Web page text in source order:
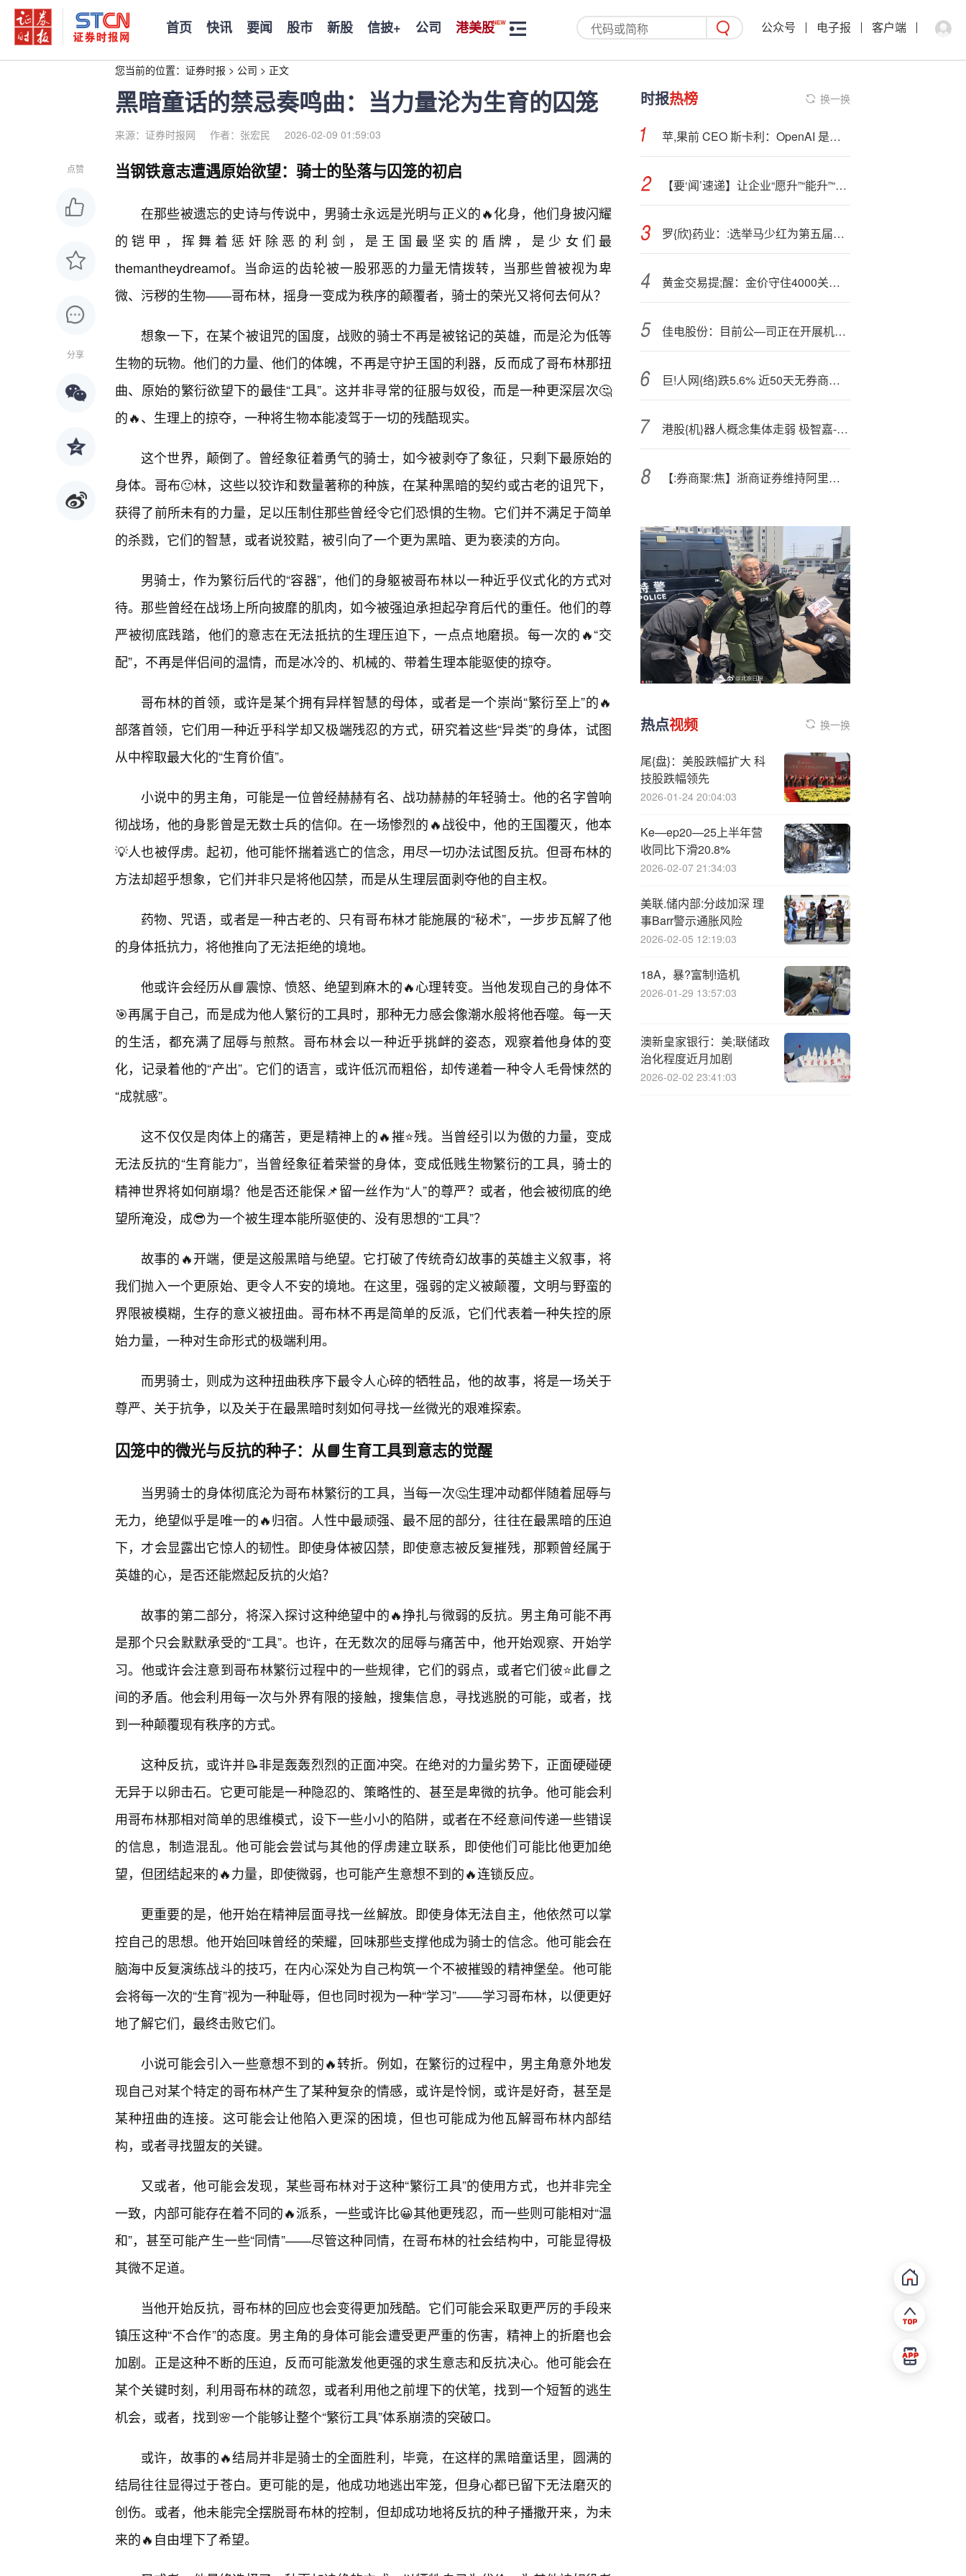
首页 快讯 要闻 股市 新股 信披+ 公司 港美股 公众号 电子报 客户端
您当前的位置： 证券时报 > 公司 > 正文
黑暗童话的禁忌奏鸣曲：当力量沦为生育的囚笼
来源：证券时报网 作者：张宏民 2026-02-09 01:59:03
点赞
分享
当钢铁意志遭遇原始欲望：骑士的坠落与囚笼的初启
在那些被遗忘的史诗与传说中，男骑士永远是光明与正义的🔥化身，他们身披闪耀
的铠甲，挥舞着惩奸除恶的利剑，是王国最坚实的盾牌，是少女们最
themantheydreamof。当命运的齿轮被一股邪恶的力量无情拨转，当那些曾被视为卑
微、污秽的生物——哥布林，摇身一变成为秩序的颠覆者，骑士的荣光又将何去何从？
想象一下，在某个被诅咒的国度，战败的骑士不再是被铭记的英雄，而是沦为低等
生物的玩物。他们的力量、他们的体魄，不再是守护王国的利器，反而成了哥布林那扭
曲、原始的繁衍欲望下的最佳“工具”。这并非寻常的征服与奴役，而是一种更深层次🤔
的🔥、生理上的掠夺，一种将生物本能凌驾于一切的残酷现实。
这个世界，颠倒了。曾经象征着勇气的骑士，如今被剥夺了象征，只剩下最原始的
身体。哥布🙂林，这些以狡诈和数量著称的种族，在某种黑暗的契约或古老的诅咒下，
获得了前所未有的力量，足以压制住那些曾经令它们恐惧的生物。它们并不满足于简单
的杀戮，它们的智慧，或者说狡黠，被引向了一个更为黑暗、更为亵渎的方向。
男骑士，作为繁衍后代的“容器”，他们的身躯被哥布林以一种近乎仪式化的方式对
待。那些曾经在战场上所向披靡的肌肉，如今被强迫承担起孕育后代的重任。他们的尊
严被彻底践踏，他们的意志在无法抵抗的生理压迫下，一点点地磨损。每一次的🔥“交
配”，不再是伴侣间的温情，而是冰冷的、机械的、带着生理本能驱使的掠夺。
哥布林的首领，或许是某个拥有异样智慧的母体，或者是一个崇尚“繁衍至上”的🔥
部落首领，它们用一种近乎科学却又极端残忍的方式，研究着这些“异类”的身体，试图
从中榨取最大化的“生育价值”。
小说中的男主角，可能是一位曾经赫赫有名、战功赫赫的年轻骑士。他的名字曾响
彻战场，他的身影曾是无数士兵的信仰。在一场惨烈的🔥战役中，他的王国覆灭，他本
💡人也被俘虏。起初，他可能怀揣着逃亡的信念，用尽一切办法试图反抗。但哥布林的
方法却超乎想象，它们并非只是将他囚禁，而是从生理层面剥夺他的自主权。
药物、咒语，或者是一种古老的、只有哥布林才能施展的“秘术”，一步步瓦解了他
的身体抵抗力，将他推向了无法拒绝的境地。
他或许会经历从📘震惊、愤怒、绝望到麻木的🔥心理转变。当他发现自己的身体不
🎯再属于自己，而是成为他人繁衍的工具时，那种无力感会像潮水般将他吞噬。每一天
的生活，都充满了屈辱与煎熬。哥布林会以一种近乎挑衅的姿态，观察着他身体的变
化，记录着他的“产出”。它们的语言，或许低沉而粗俗，却传递着一种令人毛骨悚然的
“成就感”。
这不仅仅是肉体上的痛苦，更是精神上的🔥摧⭐残。当曾经引以为傲的力量，变成
无法反抗的“生育能力”，当曾经象征着荣誉的身体，变成低贱生物繁衍的工具，骑士的
精神世界将如何崩塌？他是否还能保📌留一丝作为“人”的尊严？或者，他会被彻底的绝
望所淹没，成😎为一个被生理本能所驱使的、没有思想的“工具”？
故事的🔥开端，便是这般黑暗与绝望。它打破了传统奇幻故事的英雄主义叙事，将
我们抛入一个更原始、更令人不安的境地。在这里，强弱的定义被颠覆，文明与野蛮的
界限被模糊，生存的意义被扭曲。哥布林不再是简单的反派，它们代表着一种失控的原
始力量，一种对生命形式的极端利用。
而男骑士，则成为这种扭曲秩序下最令人心碎的牺牲品，他的故事，将是一场关于
尊严、关于抗争，以及关于在最黑暗时刻如何寻找一丝微光的艰难探索。
囚笼中的微光与反抗的种子：从📘生育工具到意志的觉醒
当男骑士的身体彻底沦为哥布林繁衍的工具，当每一次🤔生理冲动都伴随着屈辱与
无力，绝望似乎是唯一的🔥归宿。人性中最顽强、最不屈的部分，往往在最黑暗的压迫
下，才会显露出它惊人的韧性。即使身体被囚禁，即使意志被反复摧残，那颗曾经属于
英雄的心，是否还能燃起反抗的火焰？
故事的第二部分，将深入探讨这种绝望中的🔥挣扎与微弱的反抗。男主角可能不再
是那个只会默默承受的“工具”。也许，在无数次的屈辱与痛苦中，他开始观察、开始学
习。他或许会注意到哥布林繁衍过程中的一些规律，它们的弱点，或者它们彼⭐此📘之
间的矛盾。他会利用每一次与外界有限的接触，搜集信息，寻找逃脱的可能，或者，找
到一种颠覆现有秩序的方式。
这种反抗，或许并📝非是轰轰烈烈的正面冲突。在绝对的力量劣势下，正面硬碰硬
无异于以卵击石。它更可能是一种隐忍的、策略性的、甚至是卑微的抗争。他可能会利
用哥布林那相对简单的思维模式，设下一些小小的陷阱，或者在不经意间传递一些错误
的信息，制造混乱。他可能会尝试与其他的俘虏建立联系，即使他们可能比他更加绝
望，但团结起来的🔥力量，即使微弱，也可能产生意想不到的🔥连锁反应。
更重要的是，他开始在精神层面寻找一丝解放。即使身体无法自主，他依然可以掌
控自己的思想。他开始回味曾经的荣耀，回味那些支撑他成为骑士的信念。他可能会在
脑海中反复演练战斗的技巧，在内心深处为自己构筑一个不被摧毁的精神堡垒。他可能
会将每一次的“生育”视为一种耻辱，但也同时视为一种“学习”——学习哥布林，以便更好
地了解它们，最终击败它们。
小说可能会引入一些意想不到的🔥转折。例如，在繁衍的过程中，男主角意外地发
现自己对某个特定的哥布林产生了某种复杂的情感，或许是怜悯，或许是好奇，甚至是
某种扭曲的连接。这可能会让他陷入更深的困境，但也可能成为他瓦解哥布林内部结
构，或者寻找盟友的关键。
又或者，他可能会发现，某些哥布林对于这种“繁衍工具”的使用方式，也并非完全
一致，内部可能存在着不同的🔥派系，一些或许比😀其他更残忍，而一些则可能相对“温
和”，甚至可能产生一些“同情”——尽管这种同情，在哥布林的社会结构中，可能显得极
其微不足道。
当他开始反抗，哥布林的回应也会变得更加残酷。它们可能会采取更严厉的手段来
镇压这种“不合作”的态度。男主角的身体可能会遭受更严重的伤害，精神上的折磨也会
加剧。正是这种不断的压迫，反而可能激发他更强的求生意志和反抗决心。他可能会在
某个关键时刻，利用哥布林的疏忽，或者利用他之前埋下的伏笔，找到一个短暂的逃生
机会，或者，找到🌸一个能够让整个“繁衍工具”体系崩溃的突破口。
或许，故事的🔥结局并非是骑士的全面胜利，毕竟，在这样的黑暗童话里，圆满的
结局往往显得过于苍白。更可能的是，他成功地逃出牢笼，但身心都已留下无法磨灭的
创伤。或者，他未能完全摆脱哥布林的控制，但却成功地将反抗的种子播撒开来，为未
来的🔥自由埋下了希望。
时报热榜 换一换
苹,果前 CEO 斯卡利：OpenAI 是苹果数十年来的首个真正竞争对手
【要‘闻’速递】让企业“愿升”“能升”“会升” 1-8月，全市“升规入统”企业165户
罗{欣}药业：:选举马少红为第五届董事会职工代表董事
黄金交易提;醒：金价守住4000关口后收窄跌幅，新一轮涨势即将引爆？
佳电股份：目前公—司正在开展机器手代替人工数字化改造
巨!人网{络}跌5.6% 近50天无券商研报
港股{机}器人概念集体走弱 极智嘉-W领跌
【:券商聚:焦】浙商证券维持阿里巴巴(09988)“买入”评级 看好阿里云全栈能力和规模领先带来的竞争优势
热点视频 换一换
尾{盘}：美股跌幅扩大 科
技股跌幅领先
2026-01-24 20:04:03
Ke—ep20—25上半年营
收同比下滑20.8%
2026-02-07 21:34:03
美联.储内部:分歧加深 理
事Barr警示通胀风险
2026-02-05 12:19:03
18A，暴?富制!造机
2026-01-29 13:57:03
澳新皇家银行：美;联储政
治化程度近月加剧
2026-02-02 23:41:03